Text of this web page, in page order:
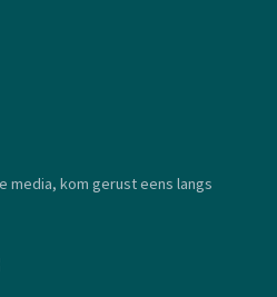
media, kom gerust eens langs